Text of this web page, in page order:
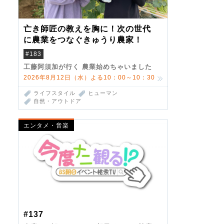
亡き師匠の教えを胸に！次の世代
に農業をつなぐきゅうり農家！
#183
工藤阿須加が行く 農業始めちゃいました
2026年8月12日（水）よる10：00～10：30
ライフスタイル
ヒューマン
自然・アウトドア
エンタメ・音楽
#137